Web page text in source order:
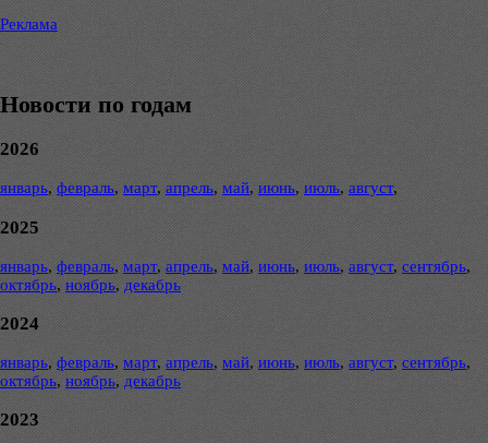
Реклама
Новости по годам
2026
январь, февраль, март, апрель, май, июнь, июль, август,
2025
январь, февраль, март, апрель, май, июнь, июль, август, сентябрь,
октябрь, ноябрь, декабрь
2024
январь, февраль, март, апрель, май, июнь, июль, август, сентябрь,
октябрь, ноябрь, декабрь
2023